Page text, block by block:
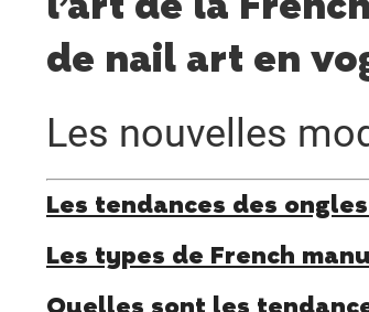
de nail art en
Les nouvelles
Les tendances des
Les types de French